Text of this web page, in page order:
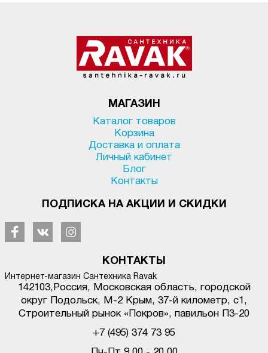
МАГАЗИН
Каталог товаров
Корзина
Доставка и оплата
Личный кабинет
Блог
Контакты
ПОДПИСКА НА АКЦИИ И СКИДКИ
КОНТАКТЫ
Интернет-магазин Сантехника Ravak
142103, Россия, Московская область, городской
округ Подольск, М-2 Крым, 37-й километр, с1 ,
Строительный рынок «Покров», павильон П3-20
+7 (495) 374 73 95